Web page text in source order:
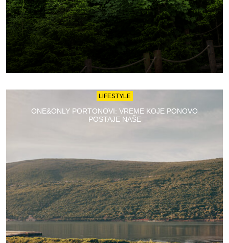
LIFESTYLE
ONE&ONLY PORTONOVI: VREME KOJE PONOVO
POSTAJE NAŠE